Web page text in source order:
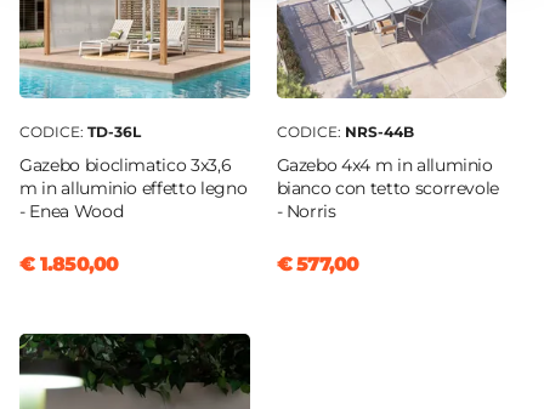
CODICE: TD-36L
Gazebo bioclimatico 3x3,6
m in alluminio effetto legno
- Enea Wood
€ 1.850,00
CODICE: NRS-44B
Gazebo 4x4 m in alluminio
bianco con tetto scorrevole
- Norris
€ 577,00